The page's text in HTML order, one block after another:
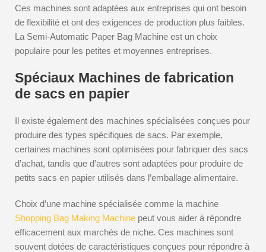
Ces machines sont adaptées aux entreprises qui ont besoin
de flexibilité et ont des exigences de production plus faibles.
La Semi-Automatic Paper Bag Machine est un choix
populaire pour les petites et moyennes entreprises.
Spéciaux Machines de fabrication
de sacs en papier
Il existe également des machines spécialisées conçues pour
produire des types spécifiques de sacs. Par exemple,
certaines machines sont optimisées pour fabriquer des sacs
d’achat, tandis que d’autres sont adaptées pour produire de
petits sacs en papier utilisés dans l’emballage alimentaire.
Choix d’une machine spécialisée comme la machine
Shopping Bag Making Machine peut vous aider à répondre
efficacement aux marchés de niche. Ces machines sont
souvent dotées de caractéristiques conçues pour répondre à